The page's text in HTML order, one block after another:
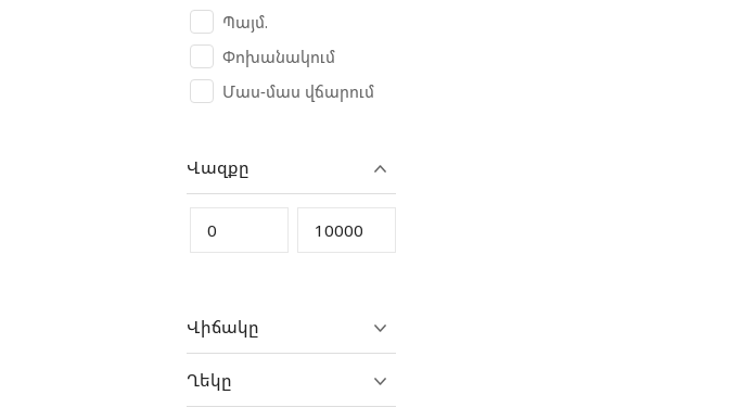
CycleWolf
D-Kal
Dacia
DAF
Dodge
Dooxin
Պայմ.
Փոխանակում
Մաս-մաս վճարում
Վազքը
Վիճակը
Ղեկը